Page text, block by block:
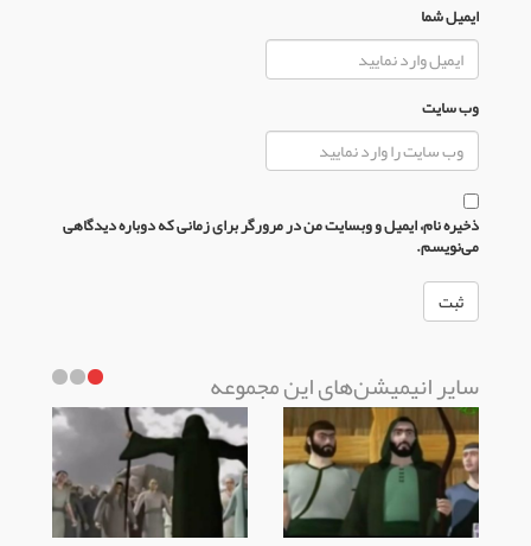
ایمیل شما
وب سایت
ذخیره نام، ایمیل و وبسایت من در مرورگر برای زمانی که دوباره دیدگاهی
می‌نویسم.
سایر انیمیشن‌های این مجموعه